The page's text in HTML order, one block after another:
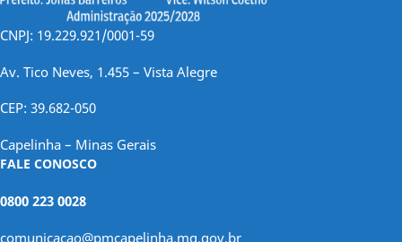
CNPJ: 19.229.921/0001-59
Av. Tico Neves, 1.455 – Vista Alegre
CEP: 39.682-050
Capelinha – Minas Gerais
FALE CONOSCO
0800 223 0028
comunicacao@pmcapelinha.mg.gov.br